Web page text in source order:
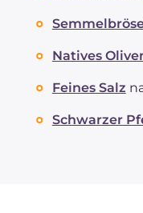
Natives
Feines Salz
Schwarzer